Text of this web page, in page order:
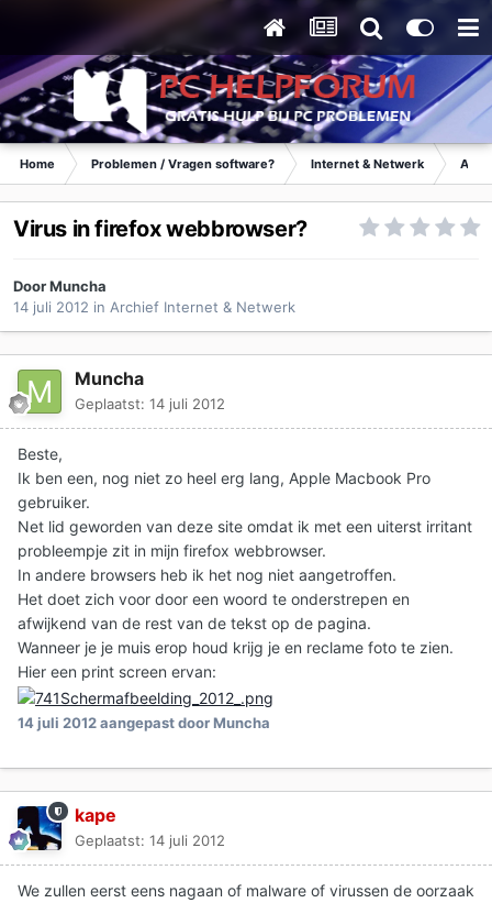
Home Problemen / Vragen software? Internet & Netwerk
Virus in firefox webbrowser?
DoorMuncha
14 juli 2012 in Archief Internet & Netwerk
Muncha
Geplaatst: 14 juli 2012
Beste,
Ik ben een, nog niet zo heel erg lang, Apple Macbook Pro
gebruiker.
Net lid geworden van deze site omdat ik met een uiterst irritant
probleempje zit in mijn firefox webbrowser.
In andere browsers heb ik het nog niet aangetroffen.
Het doet zich voor door een woord te onderstrepen en
afwijkend van de rest van de tekst op de pagina.
Wanneer je je muis erop houd krijg je en reclame foto te zien.
Hier een print screen ervan:
14 juli 2012aangepast door Muncha
kape
Geplaatst: 14 juli 2012
We zullen eerst eens nagaan of malware of virussen de oorzaak